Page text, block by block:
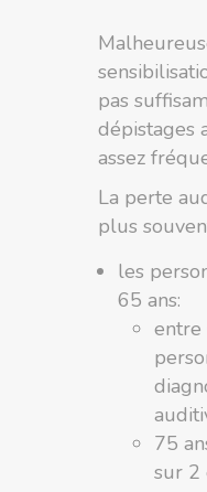
pas
dépistages
assez
La perte
plus
les
65 ans:
entre
75
sur 2